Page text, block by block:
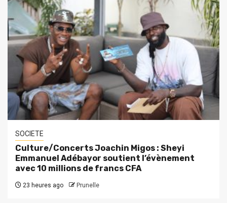
SOCIETE
Culture/Concerts Joachin Migos : Sheyi
Emmanuel Adébayor soutient l’évènement
avec 10 millions de francs CFA
23 heures ago Prunelle